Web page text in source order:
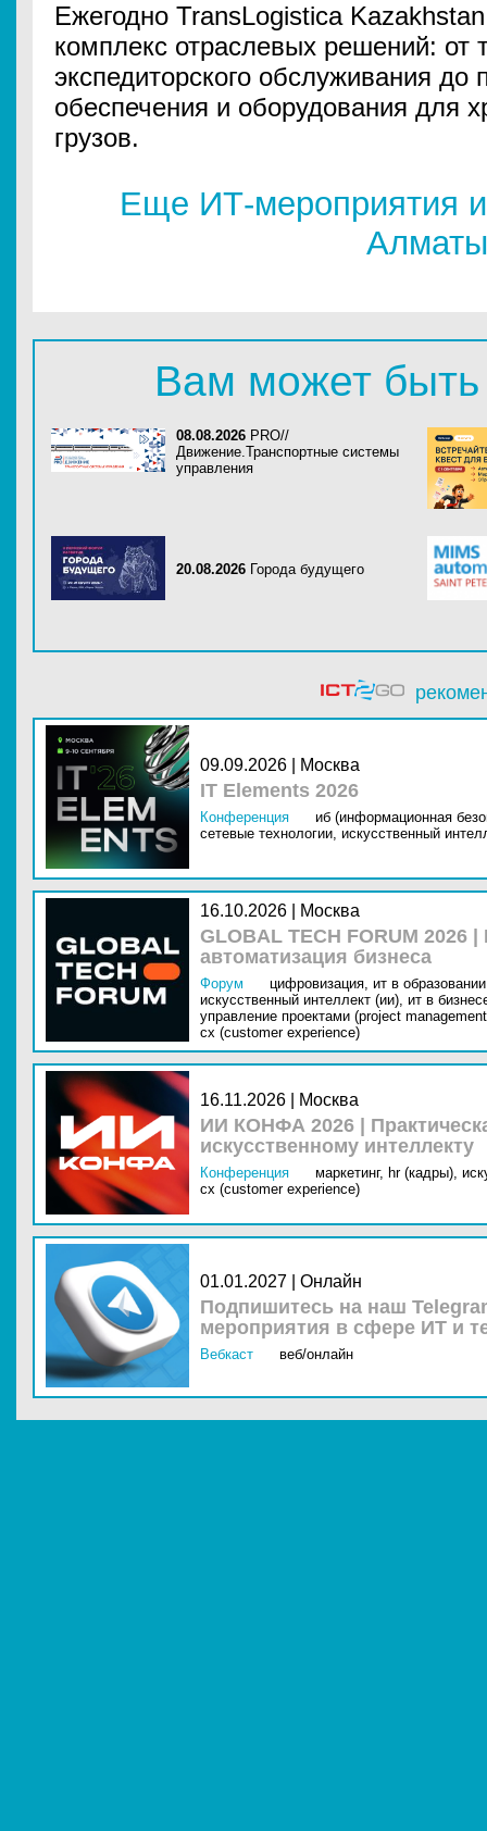
Ежегодно TransLogistica
комплекс отраслевых решений: от
экспедиторского обслуживания до
обеспечения и оборудования для
грузов.
Еще ИТ-мероприятия
Алматы
Вам может быть
08.08.2026 PRO//
Движение.Транспортные системы
управления
20.08.2026 Города будущего
09.09.2026 | Москва
IT Elements 2026
Конференция
иб (информационная
сетевые технологии, искусственный
16.10.2026 | Москва
GLOBAL TECH FORUM
автоматизация бизнеса
Форум цифровизация, ит в
искусственный интеллект (ии), ит в
управление проектами (project
cx (customer experience)
16.11.2026 | Москва
ИИ КОНФА 2026 |
искусственному интеллекту
Конференция маркетинг, hr (кадры),
cx (customer experience)
01.01.2027 | Онлайн
Подпишитесь на наш
мероприятия в сфере ИТ и
Вебкаст веб/онлайн